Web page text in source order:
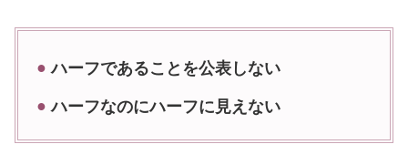
ハーフであることを公表しない
ハーフなのにハーフに見えない